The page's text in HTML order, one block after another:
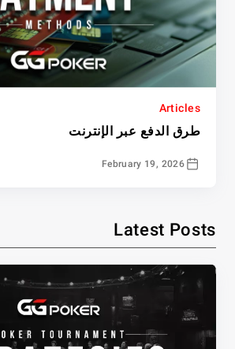
Articles
طرق الدفع عبر الإنترنت
February 19, 2026
Latest Posts